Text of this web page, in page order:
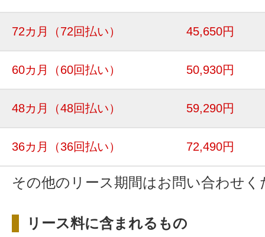
72カ月 （72回払い） 45,650円
60カ月 （60回払い） 50,930円
48カ月 （48回払い） 59,290円
36カ月 （36回払い） 72,490円
その他のリース期間はお問い合わせく
リース料に含まれるもの